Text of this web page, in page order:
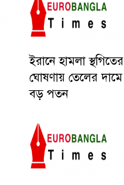
ইরানে হামলা স্থগিতের
ঘোষণায় তেলের দামে
বড় পতন